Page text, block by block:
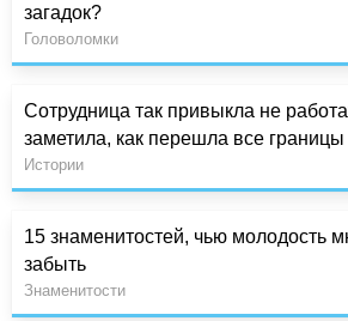
загадок?
Головоломки
Сотрудница так привыкла не
заметила, как перешла все границы
Истории
15 знаменитостей, чью молодость
забыть
Знаменитости